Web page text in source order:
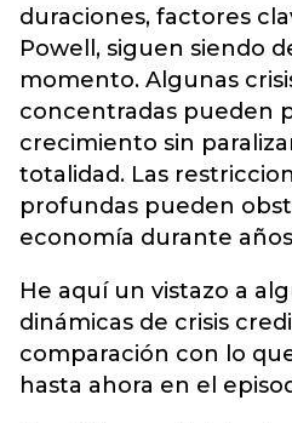
duraciones, factores
Powell, siguen siendo
momento. Algunas
concentradas pueden
crecimiento sin
totalidad. Las
profundas pueden
economía durante
He aquí un vistazo a
dinámicas de crisis
comparación con lo
hasta ahora en el